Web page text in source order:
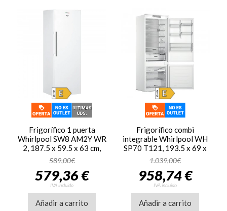
Frigorífico 1 puerta
Whirlpool SW8 AM2Y WR
2, 187.5 x 59.5 x 63 cm,
Cíclico, clase E, 118
kWh/año, 38dB, 364
litros, blanco
589,00€
579,36 €
IVA incluido
Añadir a carrito
Frigorífico combi
integrable Whirlpool WH
SP70 T121, 193.5 x 69 x
55.1 cm, No Frost, clase E,
257 kWh/año, 32dB, 394
litros, Metal Multi flow,
reversible, zona 0ºC,
control electrónico, 6TH
Sense, luz LED, Inverter,
1.039,00€
958,74 €
IVA incluido
Añadir a carrito